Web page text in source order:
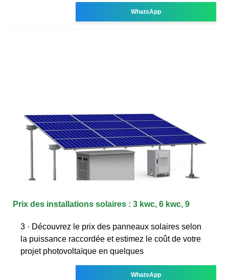
WhatsApp
Prix des installations solaires : 3 kwc, 6 kwc, 9
3 · Découvrez le prix des panneaux solaires selon
la puissance raccordée et estimez le coût de votre
projet photovoltaïque en quelques
WhatsApp